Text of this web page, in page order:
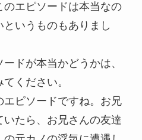
エピソードは本当なの
いうものもありまし
ドが本当かどうかは、
ください。
ピソードですね。お兄
たら、お兄さんの友達